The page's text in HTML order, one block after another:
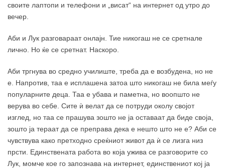
своите лаптопи и телефони и „висат“ на интернет од утро до
вечер.
Аби и Лук разговараат онлајн. Тие никогаш не се сретнале
лично. Но ќе се сретнат. Наскоро.
Аби тргнува во средно училиште, треба да е возбудена, но не
е. Напротив, таа е исплашена затоа што никогаш не била меѓу
популарните деца. Таа е убава и паметна, но воопшто не
верува во себе. Сите ѝ велат да се потруди околу својот
изглед, но таа се прашува зошто не ја оставаат да биде своја,
зошто ја тераат да се преправа дека е нешто што не е? Аби се
чувствува како претходно среќниот живот да ѝ се лизга низ
прсти. Единствената работа во која ужива се разговорите со
Лук, момче кое го запознава на интернет, единствениот кој ја